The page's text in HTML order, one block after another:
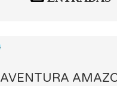
AVENTURA